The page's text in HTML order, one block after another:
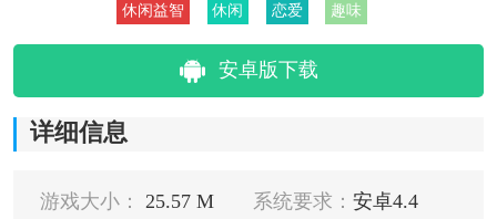
休闲益智 休闲 恋爱 趣味
安卓版下载
详细信息
游戏大小： 25.57 M 系统要求： 安卓4.4